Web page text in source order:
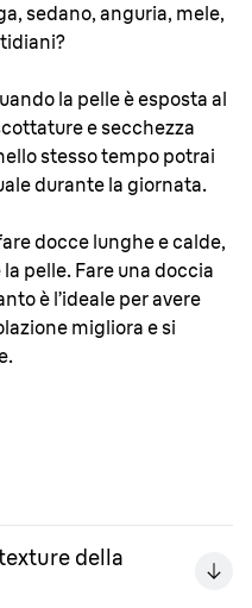
sedano, anguria, mele,
la pelle è esposta al
e secchezza
stesso tempo potrai
durante la giornata.
docce lunghe e calde,
pelle. Fare una doccia
è l’ideale per avere
migliora e si
della